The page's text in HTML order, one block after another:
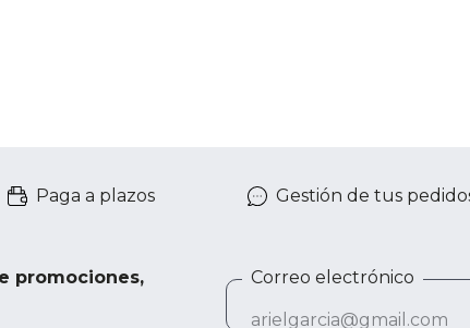
Paga a plazos Gestión de tus
promociones,
Correo electrónico